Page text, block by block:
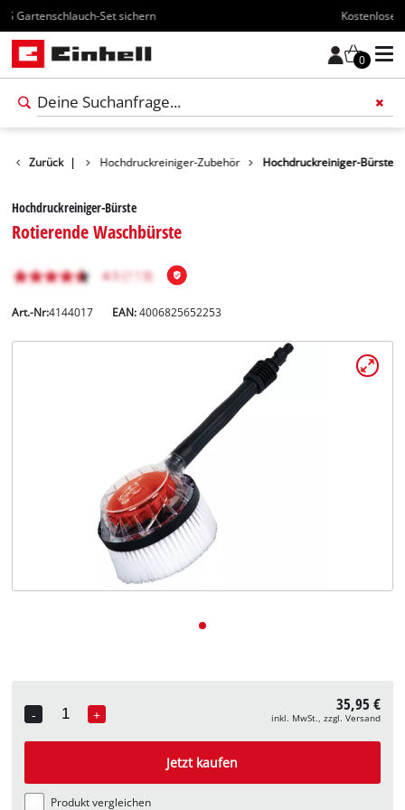
Kostenloser Versand ab 70€
0
Zurück |
Zubehör Hochdruckreiniger-Zubehör Hochdruckreiniger-Bürste
Hochdruckreiniger-Bürste
Rotierende Waschbürste
Art.-Nr:4144017 EAN:4006825652253
-
Quantity
+ 35,95 €
inkl. MwSt., zzgl. Versand
Jetzt kaufen
Produkt vergleichen